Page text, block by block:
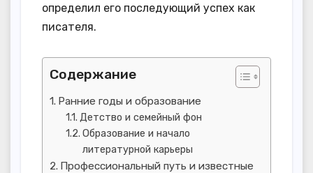
определил его последующий успех как
писателя.
Содержание
Ранние годы и образование
Детство и семейный фон
Образование и начало
литературной карьеры
Профессиональный путь и известные